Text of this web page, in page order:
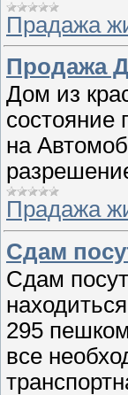
Прадажа
Продажа
Дом из
состояние
на
Прадажа
Сдам
Сдам
295
все